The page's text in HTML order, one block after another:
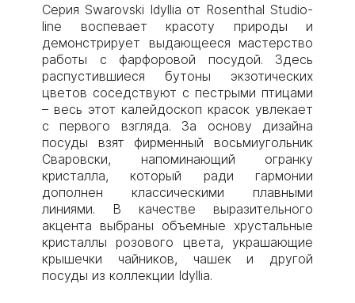
Серия Swarovski Idyllia от Rosenthal Studio-
line воспевает красоту природы и
демонстрирует выдающееся мастерство
работы с фарфоровой посудой. Здесь
распустившиеся бутоны экзотических
цветов соседствуют с пестрыми птицами
– весь этот калейдоскоп красок увлекает
с первого взгляда. За основу дизайна
посуды взят фирменный восьмиугольник
Сваровски, напоминающий огранку
кристалла, который ради гармонии
дополнен классическими плавными
линиями. В качестве выразительного
акцента выбраны объемные хрустальные
кристаллы розового цвета, украшающие
крышечки чайников, чашек и другой
посуды из коллекции Idyllia.